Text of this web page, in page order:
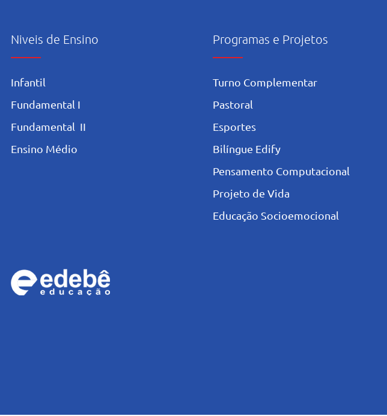
Niveis de Ensino
Infantil
Fundamental I
Fundamental II
Ensino Médio
Programas e Projetos
Turno Complementar
Pastoral
Esportes
Bilíngue Edify
Pensamento Computacional
Projeto de Vida
Educação Socioemocional